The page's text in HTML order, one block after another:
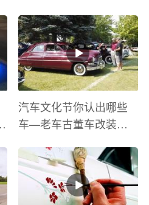
汽车文化节你认出哪些
车—老车古董车改装车